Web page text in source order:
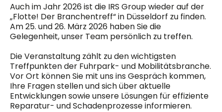
Auch im Jahr 2026 ist die IRS Group wieder auf der
„Flotte! Der Branchentreff“ in Düsseldorf zu finden.
Am 25. und 26. März 2026 haben Sie die
Gelegenheit, unser Team persönlich zu treffen.
Die Veranstaltung zählt zu den wichtigsten
Treffpunkten der Fuhrpark- und Mobilitätsbranche.
Vor Ort können Sie mit uns ins Gespräch kommen,
Ihre Fragen stellen und sich über aktuelle
Entwicklungen sowie unsere Lösungen für effiziente
Reparatur- und Schadenprozesse informieren.